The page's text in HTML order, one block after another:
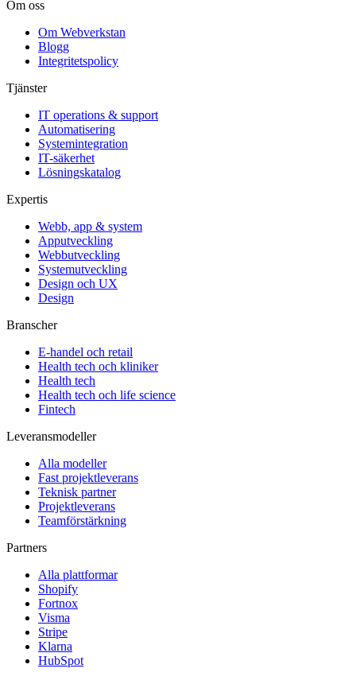
Om oss
Om Webverkstan
Blogg
Integritetspolicy
Tjänster
IT operations & support
Automatisering
Systemintegration
IT-säkerhet
Lösningskatalog
Expertis
Webb, app & system
Apputveckling
Webbutveckling
Systemutveckling
Design och UX
Design
Branscher
E-handel och retail
Health tech och kliniker
Health tech
Health tech och life science
Fintech
Leveransmodeller
Alla modeller
Fast projektleverans
Teknisk partner
Projektleverans
Teamförstärkning
Partners
Alla plattformar
Shopify
Fortnox
Visma
Stripe
Klarna
HubSpot